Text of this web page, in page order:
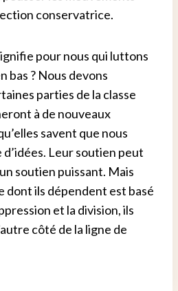
conservatrice.
pour nous qui luttons
bas ? Nous devons
parties de la classe
à de nouveaux
savent que nous
Leur soutien peut
soutien puissant. Mais
dont ils dépendent est basé
et la division, ils
côté de la ligne de